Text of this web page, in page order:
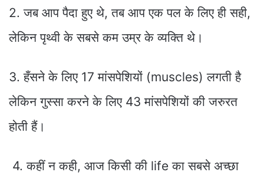
2. जब आप पैदा हुए थे, तब आप एक पल के लिए ही सही,
लेकिन पृथ्वी के सबसे कम उम्र के व्यक्ति थे।
3. हँसने के लिए 17 मांसपेशियों (muscles) लगती है
लेकिन गुस्सा करने के लिए 43 मांसपेशियों की जरुरत
होती हैं।
4. कहीं न कही, आज किसी की life का सबसे अच्छा